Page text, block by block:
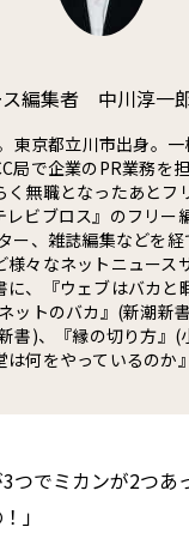
ス編集者 中川淳一
東京都立川市出身。
局で企業のPR業務を
く無職となったあとフ
レビブロス』のフリー
ー、雑誌編集などを経
様々なネットニュース
に、『ウェブはバカと
ットのバカ』(新潮新
書)、『縁の切り方』(
は何をやっているのか
3つでミカンが2つ
」